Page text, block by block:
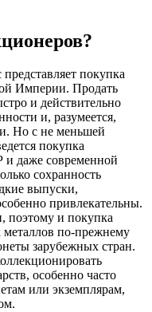
покупка
Империи. Продать
и действительно
и, разумеется,
Но с не меньшей
покупка
даже современной
сохранность
выпуски,
привлекательны.
поэтому и покупка
по-прежнему
зарубежных стран.
особенно часто
или экземплярам,